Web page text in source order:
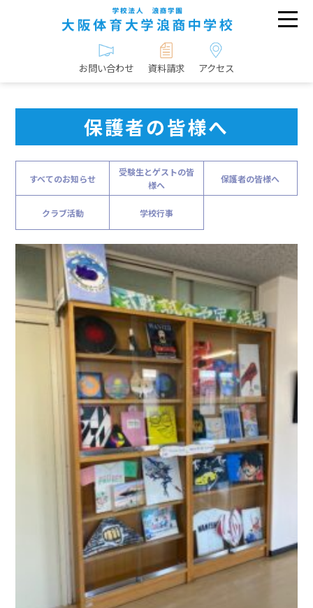
お問い合わせ 資料請求 アクセス
保護者の皆様へ
すべてのお知らせ
受験生とゲストの皆
様へ
保護者の皆様へ
クラブ活動 学校行事